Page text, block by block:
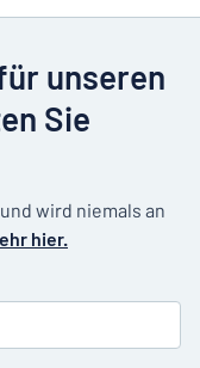
unseren
Sie
wird niemals an
hier.